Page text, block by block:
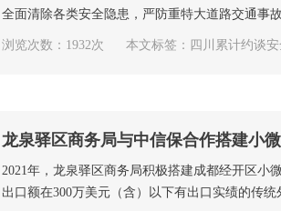
全面清除各类安全隐患，严防重特大道路交通事
浏览次数：1932次 本文标签：四川累计约谈
龙泉驿区商务局与中信保合作搭建小
2021年，龙泉驿区商务局积极搭建成都经开区小
出口额在300万美元（含）以下有出口实绩的传